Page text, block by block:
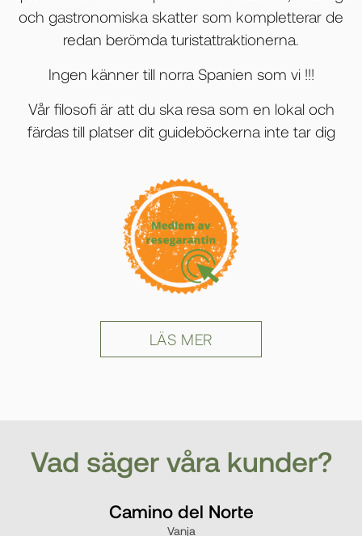
och gastronomiska skatter som kompletterar de
redan berömda turistattraktionerna.
Ingen känner till norra Spanien som vi !!!
Vår filosofi är att du ska resa som en lokal och
färdas till platser dit guideböckerna inte tar dig
LÄS MER
Vad säger våra kunder?
Camino del Norte
Vanja